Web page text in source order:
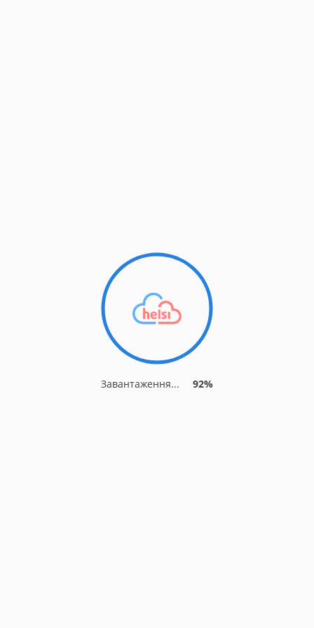
Завантаження... 92%